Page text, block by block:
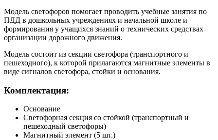
Модель светофоров помогает проводить учебные занятия по
ПДД в дошкольных учреждениях и начальной школе и
формирования у учащихся знаний о технических средствах
организации дорожного движения.
Модель состоит из секции светофора (транспортного и
пешеходного), к которой прилагаются магнитные элементы в
виде сигналов светофора, стойки и основания.
Комплектация:
Основание
Светофорная секция со стойкой (транспортный и
пешеходный светофоры)
Магнитный элемент (5 шт.)